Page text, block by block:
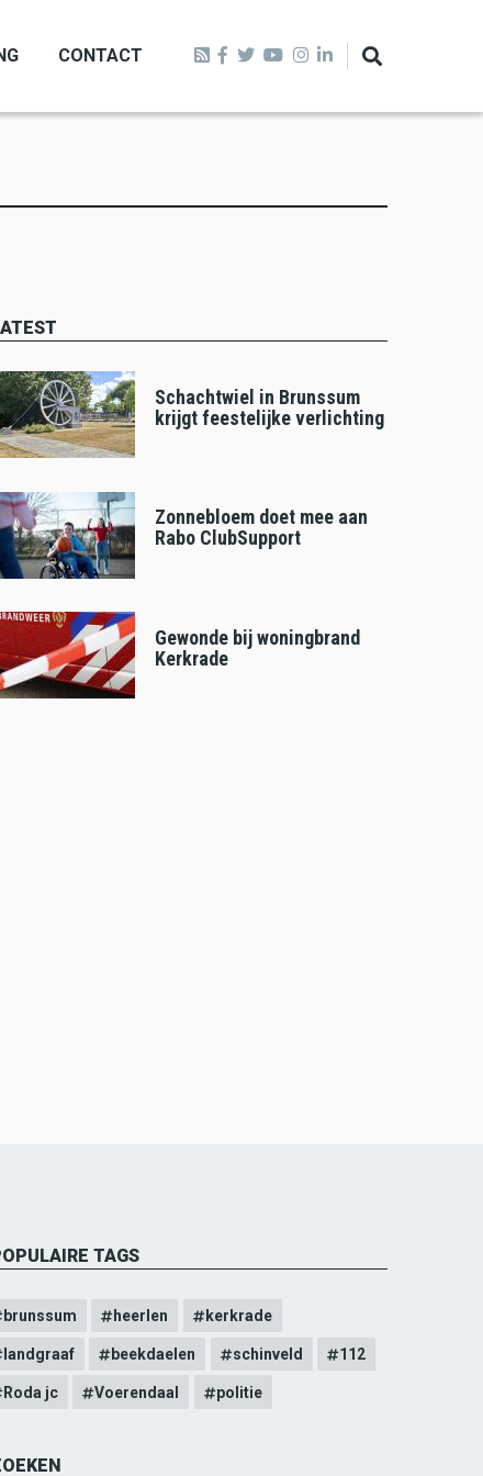
CONTACT
Schachtwiel in Brunssum
krijgt feestelijke verlichting
Zonnebloem doet mee aan
Rabo ClubSupport
Gewonde bij woningbrand
Kerkrade
TAGS
brunssum heerlen kerkrade
landgraaf beekdaelen schinveld 112
Roda jc Voerendaal politie